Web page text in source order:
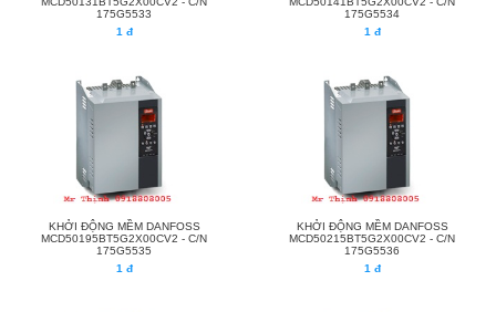
175G5533
1 đ
175G5534
1 đ
KHỞI ĐỘNG MỀM DANFOSS
MCD50195BT5G2X00CV2 - C/N
175G5535
1 đ
KHỞI ĐỘNG MỀM DANFOSS
MCD50215BT5G2X00CV2 - C/N
175G5536
1 đ